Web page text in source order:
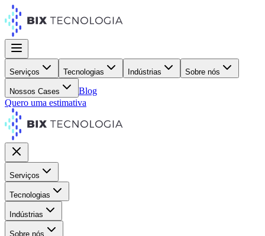
Serviços Tecnologias Indústrias Sobre nós
Nossos Cases
Blog
Quero uma estimativa
Serviços
Tecnologias
Indústrias
Sobre nós